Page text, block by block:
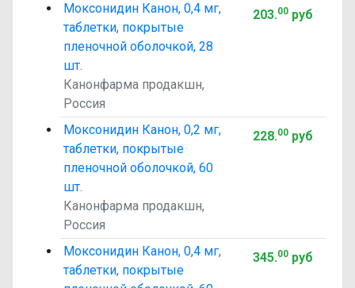
Моксонидин Канон, 0,4 мг,
таблетки, покрытые
пленочной оболочкой, 28
шт.
Канонфарма продакшн,
Россия
203.00руб
Моксонидин Канон, 0,2 мг,
таблетки, покрытые
пленочной оболочкой, 60
шт.
Канонфарма продакшн,
Россия
228.00руб
Моксонидин Канон, 0,4 мг,
таблетки, покрытые
345.00руб